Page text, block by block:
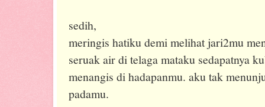
sedih,
meringis hatiku demi melihat jari2mu
seruak air di telaga mataku sedapatnya
menangis di hadapanmu. aku tak
padamu.